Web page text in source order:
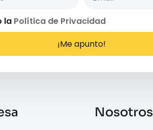
la Política de Privacidad
¡Me apunto!
Nosotros